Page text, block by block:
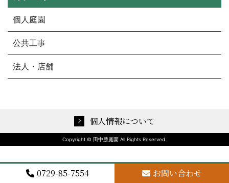
0729-85-7554 お問い合わせ
個人庭園
公共工事
法人・店舗
個人情報について
Copyright © 田中勝庭園 All Rights Reserved.